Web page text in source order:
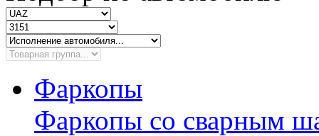
Фаркопы
Фаркопы со сварным